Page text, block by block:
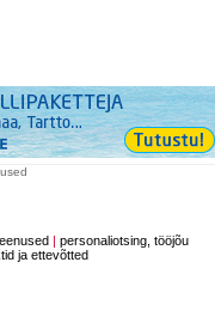
|personaliotsing, tööjõu
ja ettevõtted